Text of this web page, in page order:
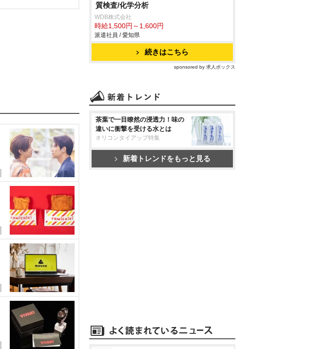
質検査/化学分析
WDB株式会社
時給1,500円～1,600円
派遣社員 / 愛知県
続きはこちら
sponsored by 求人ボックス
茶葉で一目瞭然の浸透力！味の
違いに衝撃を受ける水とは
オリコンタイアップ特集
新着トレンドをもっと見る